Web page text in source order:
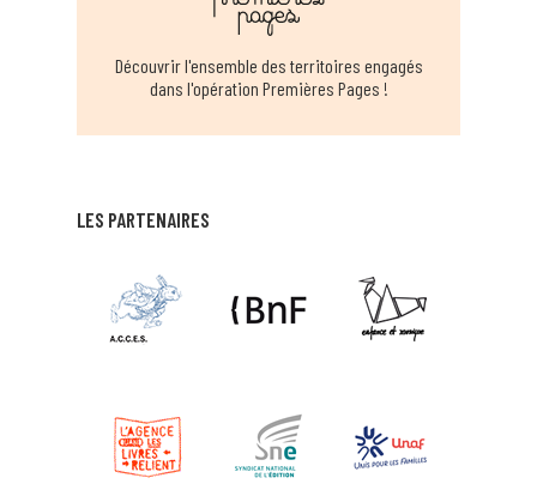
LES PARTENAIRES
Découvrir l'ensemble des territoires engagés
dans l'opération Premières Pages !